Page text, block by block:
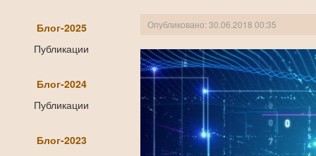
Блог-2025
Публикации
Блог-2024
Публикации
Блог-2023
Опубликовано: 30.06.2018 00:35